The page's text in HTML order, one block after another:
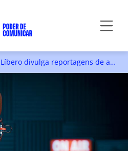
Faculdade Cásper Líbero divulga reportagens de alunos no quadro “Universidade no Ar”, durante o programa “CBN São Paulo”